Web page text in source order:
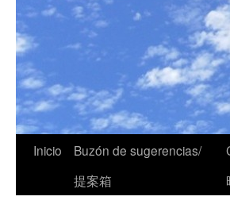
Inicio
Buzón de sugerencias/
提案箱